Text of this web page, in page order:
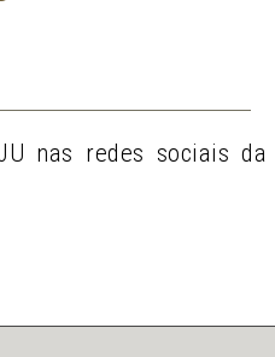
nas redes sociais da